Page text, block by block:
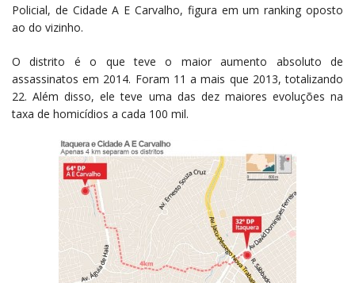
Policial, de Cidade A E Carvalho, figura em um ranking oposto
ao do vizinho.
O distrito é o que teve o maior aumento absoluto de
assassinatos em 2014. Foram 11 a mais que 2013, totalizando
22. Além disso, ele teve uma das dez maiores evoluções na
taxa de homicídios a cada 100 mil.